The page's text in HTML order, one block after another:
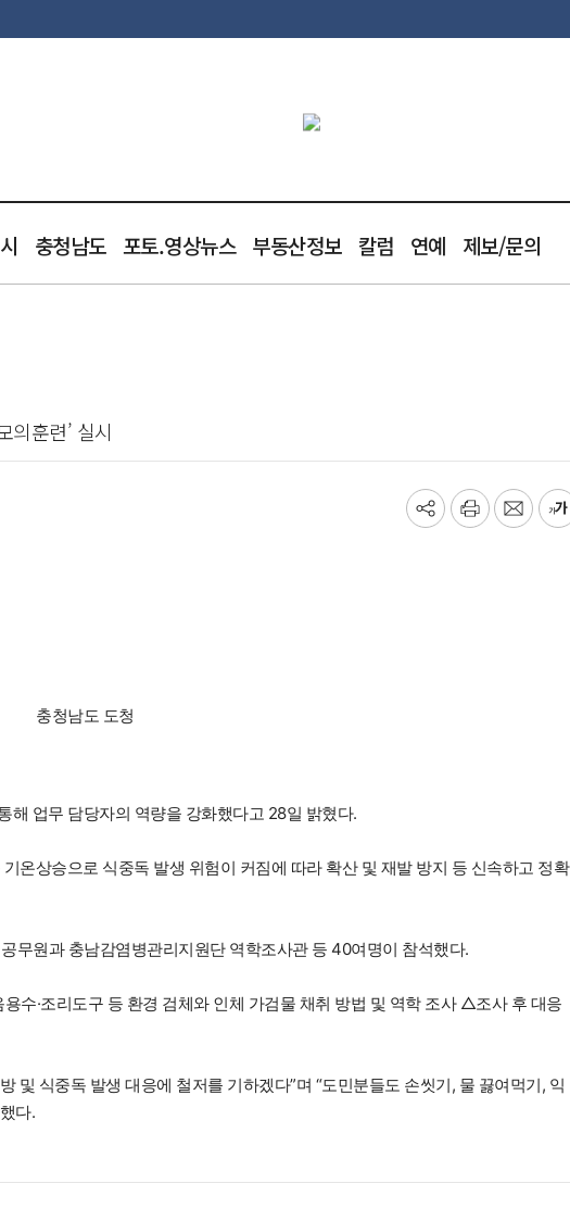
충청남도 포토.영상뉴스 부동산정보 칼럼 연예 제보/문의
의훈련’ 실시
기
프
메
글
충청남도 도청
해 업무 담당자의 역량을 강화했다고 28일 밝혔다.
온상승으로 식중독 발생 위험이 커짐에 따라 확산 및 재발 방지 등 신속하고 정확
무원과 충남감염병관리지원단 역학조사관 등 40여명이 참석했다.
수·조리도구 등 환경 검체와 인체 가검물 채취 방법 및 역학 조사 △조사 후 대응
및 식중독 발생 대응에 철저를 기하겠다”며 “도민분들도 손씻기, 물 끓여먹기, 익
다.